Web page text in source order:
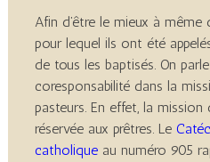
Afin d’être le mieux à même
pour lequel ils ont été
de tous les baptisés. On
coresponsabilité dans la
pasteurs. En effet, la mission
réservée aux prêtres. Le
catholiqueau numéro 905